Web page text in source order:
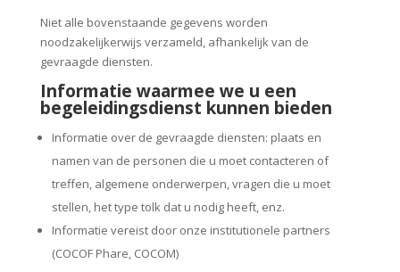
Niet alle bovenstaande gegevens worden
noodzakelijkerwijs verzameld, afhankelijk van de
gevraagde diensten.
Informatie waarmee we u een
begeleidingsdienst kunnen bieden
Informatie over de gevraagde diensten: plaats en
namen van de personen die u moet contacteren of
treffen, algemene onderwerpen, vragen die u moet
stellen, het type tolk dat u nodig heeft, enz.
Informatie vereist door onze institutionele partners
(COCOF Phare, COCOM)